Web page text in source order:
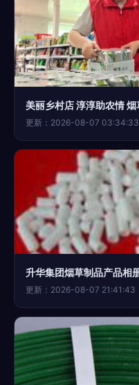
美丽乡村店 淳淳助农情 烟
更新：2026-08-07 03:34:33
升华集团烟草制品产品相
更新：2026-08-07 21:41:43